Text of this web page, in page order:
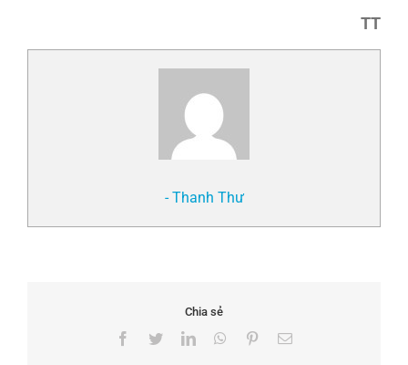
TT
- Thanh Thư
Chia sẻ
Facebook
TwitterLinkedInWhatsApp
PinterestEmail